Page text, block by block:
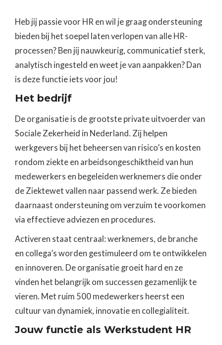
Heb jij passie voor HR en wil je graag ondersteuning
bieden bij het soepel laten verlopen van alle HR-
processen? Ben jij nauwkeurig, communicatief sterk,
analytisch ingesteld en weet je van aanpakken? Dan
is deze functie iets voor jou!
Het bedrijf
De organisatie is de grootste private uitvoerder van
Sociale Zekerheid in Nederland. Zij helpen
werkgevers bij het beheersen van risico’s en kosten
rondom ziekte en arbeidsongeschiktheid van hun
medewerkers en begeleiden werknemers die onder
de Ziektewet vallen naar passend werk. Ze bieden
daarnaast ondersteuning om verzuim te voorkomen
via effectieve adviezen en procedures.
Activeren staat centraal: werknemers, de branche
en collega’s worden gestimuleerd om te ontwikkelen
en innoveren. De organisatie groeit hard en ze
vinden het belangrijk om successen gezamenlijk te
vieren. Met ruim 500 medewerkers heerst een
cultuur van dynamiek, innovatie en collegialiteit.
Jouw functie als Werkstudent HR